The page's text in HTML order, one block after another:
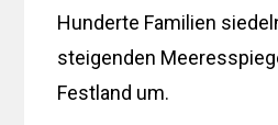
Hunderte Familien
steigenden
Festland um.